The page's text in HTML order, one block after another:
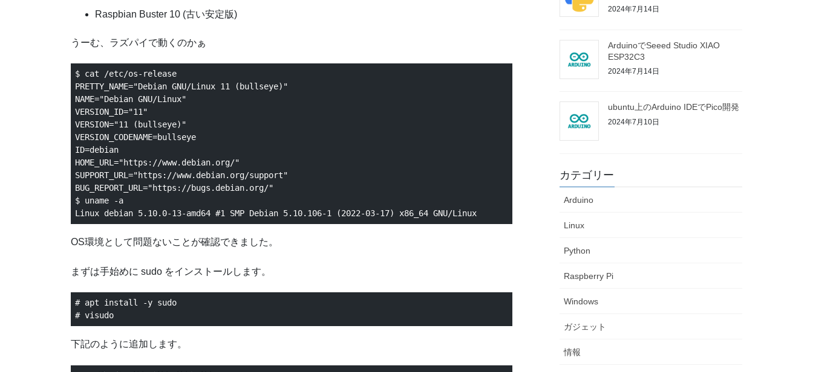
Raspbian Buster 10 (古い安定版)
うーむ、ラズパイで動くのかぁ
$ cat /etc/os-release
PRETTY_NAME="Debian GNU/Linux 11 (bullseye)"
NAME="Debian GNU/Linux"
VERSION_ID="11"
VERSION="11 (bullseye)"
VERSION_CODENAME=bullseye
ID=debian
HOME_URL="https://www.debian.org/"
SUPPORT_URL="https://www.debian.org/support"
BUG_REPORT_URL="https://bugs.debian.org/"
$ uname -a
OS環境として問題ないことが確認できました。
まずは手始めに sudo をインストールします。
# apt install -y sudo
下記のように追加します。
2024年7月14日
ArduinoでSeeed Studio XIAO
ESP32C3
2024年7月14日
ubuntu上のArduino IDEでPico開発
2024年7月10日
カテゴリー
Arduino
Linux
Python
Raspberry Pi
Windows
ガジェット
情報